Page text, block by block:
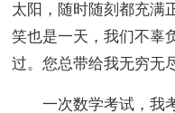
太阳，随时随刻都充满
笑也是一天，我们不辜
过。您总带给我无穷无
一次数学考试，我考